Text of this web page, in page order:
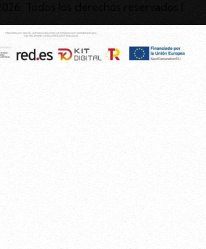
Todos los derechos reservados |